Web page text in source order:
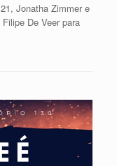
Jonatha Zimmer e
De Veer para